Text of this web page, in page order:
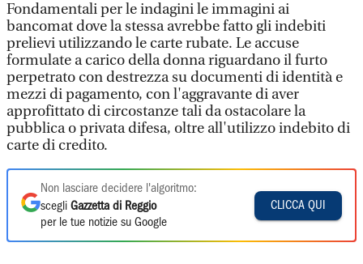
Fondamentali per le indagini le immagini ai
bancomat dove la stessa avrebbe fatto gli indebiti
prelievi utilizzando le carte rubate. Le accuse
formulate a carico della donna riguardano il furto
perpetrato con destrezza su documenti di identità e
mezzi di pagamento, con l'aggravante di aver
approfittato di circostanze tali da ostacolare la
pubblica o privata difesa, oltre all'utilizzo indebito di
carte di credito.
Non lasciare decidere l'algoritmo:
scegli Gazzetta di Reggio
per le tue notizie su Google
CLICCA QUI